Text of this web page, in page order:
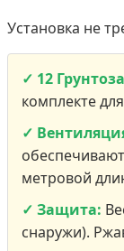
Установка не
✓ 12
комплекте
✓
метровой
✓ Защита:
снаружи).